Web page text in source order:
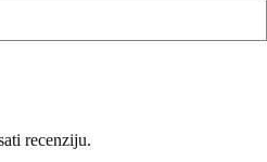
recenziju.